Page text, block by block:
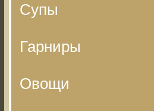
Супы
Гарниры
Овощи